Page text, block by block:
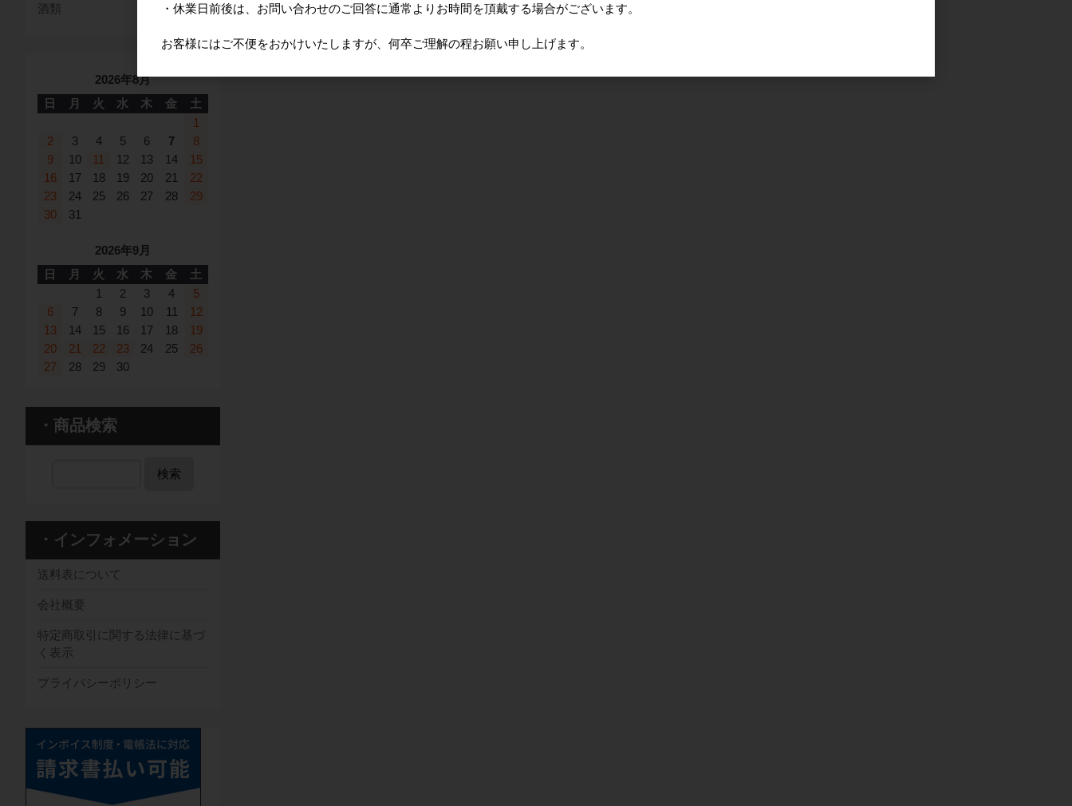
酒類
2026年8月
日
月 火 水 木 金
土
1
2
3 4 5 6 7
8
9
10 11 12 13 14
15
16
17 18 19 20 21
22
23
24 25 26 27 28
29
30
31
2026年9月
日
月 火 水 木 金
土
1
2 3 4
5
6
7 8 9 10 11
12
13
14 15 16 17 18
19
20
21 22 23 24 25
26
27
28 29 30
・商品検索
検索
・インフォメーション
送料表について
会社概要
特定商取引に関する法律に基づ
く表示
プライバシーポリシー
・休業日前後は、お問い合わせのご回答に通常よりお時間を頂戴する場合がございます。
お客様にはご不便をおかけいたしますが、何卒ご理解の程お願い申し上げます。